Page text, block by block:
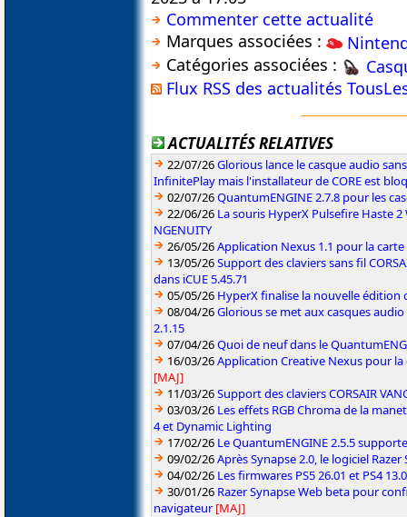
Commenter cette actualité
Marques associées :
Catégories associées :
Flux RSS des actualités
ACTUALITÉS RELATIVES
22/07/26Glorious lance le casque audio
InfinitePlay mais l'installateur de CORE est
02/07/26QuantumENGINE 2.7.8 pour les
22/06/26 La souris HyperX Pulsefire Haste
NGENUITY
26/05/26Application Nexus 1.1 pour la
13/05/26Support des claviers sans fil
dans iCUE 5.45.71
05/05/26 HyperX finalise la nouvelle édition
08/04/26Glorious se met aux casques audio
2.1.15
07/04/26Quoi de neuf dans le
16/03/26Application Creative Nexus pour
[MAJ]
11/03/26Support des claviers CORSAIR
03/03/26 Les effets RGB Chroma de la
4 et Dynamic Lighting
17/02/26 Le QuantumENGINE 2.5.5
09/02/26Après Synapse 2.0, le logiciel
04/02/26 Les firmwares PS5 26.01 et PS4
30/01/26 Razer Synapse Web beta pour
navigateur [MAJ]